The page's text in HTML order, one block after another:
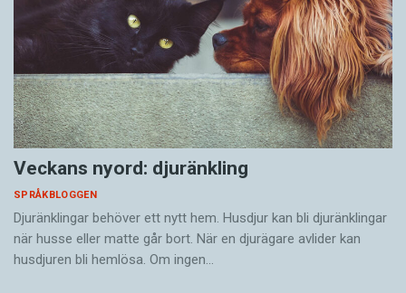
Veckans nyord: djuränkling
SPRÅKBLOGGEN
Djuränklingar behöver ett nytt hem. Husdjur kan bli djuränklingar
när husse eller matte går bort. När en djurägare avlider kan
husdjuren bli hemlösa. Om ingen…